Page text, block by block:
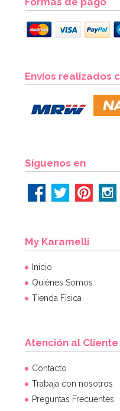
Envíos realizados
Síguenos en
My Karamelli
Inicio
Quiénes Somos
Tienda Física
Atención al Cliente
Contacto
Trabaja con nosotros
Preguntas Frecuentes